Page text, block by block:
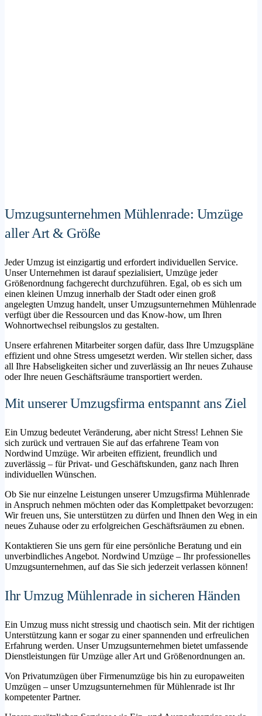
Umzugsunternehmen Mühlenrade: Umzüge
aller Art & Größe
Jeder Umzug ist einzigartig und erfordert individuellen Service.
Unser Unternehmen ist darauf spezialisiert, Umzüge jeder
Größenordnung fachgerecht durchzuführen. Egal, ob es sich um
einen kleinen Umzug innerhalb der Stadt oder einen groß
angelegten Umzug handelt, unser Umzugsunternehmen Mühlenrade
verfügt über die Ressourcen und das Know-how, um Ihren
Wohnortwechsel reibungslos zu gestalten.
Unsere erfahrenen Mitarbeiter sorgen dafür, dass Ihre Umzugspläne
effizient und ohne Stress umgesetzt werden. Wir stellen sicher, dass
all Ihre Habseligkeiten sicher und zuverlässig an Ihr neues Zuhause
oder Ihre neuen Geschäftsräume transportiert werden.
Mit unserer Umzugsfirma entspannt ans Ziel
Ein Umzug bedeutet Veränderung, aber nicht Stress! Lehnen Sie
sich zurück und vertrauen Sie auf das erfahrene Team von
Nordwind Umzüge. Wir arbeiten effizient, freundlich und
zuverlässig – für Privat- und Geschäftskunden, ganz nach Ihren
individuellen Wünschen.
Ob Sie nur einzelne Leistungen unserer Umzugsfirma Mühlenrade
in Anspruch nehmen möchten oder das Komplettpaket bevorzugen:
Wir freuen uns, Sie unterstützen zu dürfen und Ihnen den Weg in ein
neues Zuhause oder zu erfolgreichen Geschäftsräumen zu ebnen.
Kontaktieren Sie uns gern für eine persönliche Beratung und ein
unverbindliches Angebot. Nordwind Umzüge – Ihr professionelles
Umzugsunternehmen, auf das Sie sich jederzeit verlassen können!
Ihr Umzug Mühlenrade in sicheren Händen
Ein Umzug muss nicht stressig und chaotisch sein. Mit der richtigen
Unterstützung kann er sogar zu einer spannenden und erfreulichen
Erfahrung werden. Unser Umzugsunternehmen bietet umfassende
Dienstleistungen für Umzüge aller Art und Größenordnungen an.
Von Privatumzügen über Firmenumzüge bis hin zu europaweiten
Umzügen – unser Umzugsunternehmen für Mühlenrade ist Ihr
kompetenter Partner.